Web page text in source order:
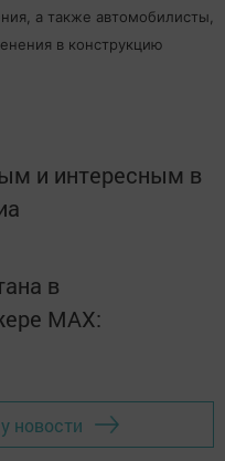
а также автомобилисты,
в конструкцию
и интересным в
в
MАХ:
новости